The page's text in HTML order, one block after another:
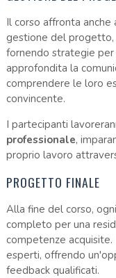
Il corso affronta
gestione del progetto,
fornendo strategie
approfondita la
comprendere le loro
convincente.
I partecipanti
professionale,
proprio lavoro
PROGETTO FINALE
Alla fine del corso,
completo per una
competenze
esperti, offrendo
feedback qualificati.